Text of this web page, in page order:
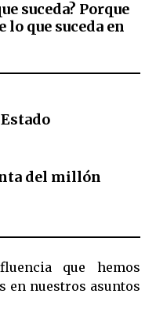
suceda? Porque
lo que suceda en
del millón
que hemos
en nuestros asuntos